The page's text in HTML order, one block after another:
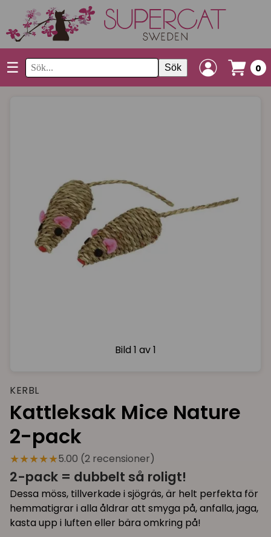
☰ Sök 0
Bild 1 av 1
KERBL
Kattleksak Mice Nature
2-pack
★★★★★5.00 (2 recensioner)
2-pack = dubbelt så roligt!
Dessa möss, tillverkade i sjögräs, är helt perfekta för
hemmatigrar i alla åldrar att smyga på, anfalla, jaga,
kasta upp i luften eller bära omkring på!